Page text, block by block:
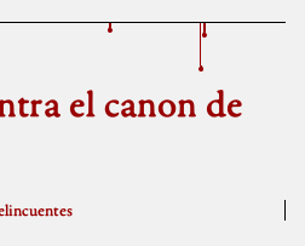
el canon de